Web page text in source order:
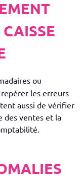
ou
les erreurs
aussi de vérifier
des ventes et la